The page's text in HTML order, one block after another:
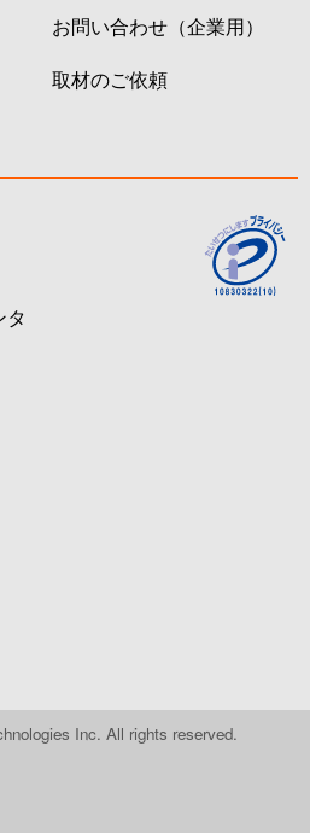
お問い合わせ（企業用）
取材のご依頼
タ
Inc. All rights reserved.